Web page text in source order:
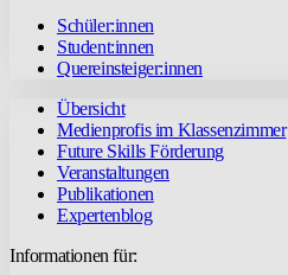
Schüler:innen
Student:innen
Quereinsteiger:innen
Übersicht
Medienprofis im Klassenzimmer
Future Skills Förderung
Veranstaltungen
Publikationen
Expertenblog
Informationen für: